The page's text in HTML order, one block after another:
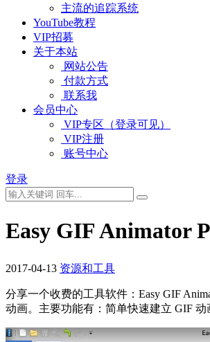
主流的追踪系统
YouTube教程
VIP招募
关于本站
网站公告
付款方式
联系我
会员中心
VIP专区（登录可见）
VIP注册
账号中心
登录
Easy GIF Animator
2017-04-13 资源和工具
分享一个收费的工具软件：Easy GIF
动画。主要功能有：简单快速建立 GIF